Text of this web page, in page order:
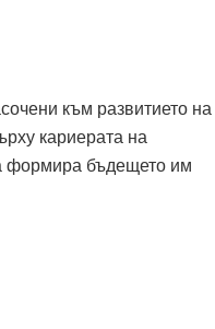
към развитието на
кариерата на
формира бъдещето им